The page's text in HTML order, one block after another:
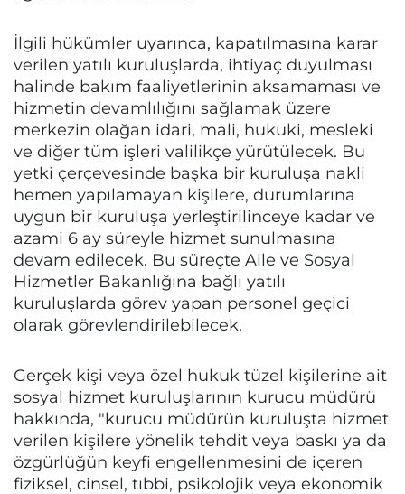
İlgili hükümler uyarınca, kapatılmasına karar
verilen yatılı kuruluşlarda, ihtiyaç duyulması
halinde bakım faaliyetlerinin aksamaması ve
hizmetin devamlılığını sağlamak üzere
merkezin olağan idari, mali, hukuki, mesleki
ve diğer tüm işleri valilikçe yürütülecek. Bu
yetki çerçevesinde başka bir kuruluşa nakli
hemen yapılamayan kişilere, durumlarına
uygun bir kuruluşa yerleştirilinceye kadar ve
azami 6 ay süreyle hizmet sunulmasına
devam edilecek. Bu süreçte Aile ve Sosyal
Hizmetler Bakanlığına bağlı yatılı
kuruluşlarda görev yapan personel geçici
olarak görevlendirilebilecek.
Gerçek kişi veya özel hukuk tüzel kişilerine ait
sosyal hizmet kuruluşlarının kurucu müdürü
hakkında, "kurucu müdürün kuruluşta hizmet
verilen kişilere yönelik tehdit veya baskı ya da
özgürlüğün keyfi engellenmesini de içeren
fiziksel, cinsel, tıbbi, psikolojik veya ekonomik